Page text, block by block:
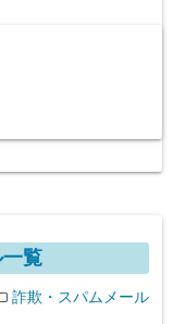
覧
詐欺・スパムメール